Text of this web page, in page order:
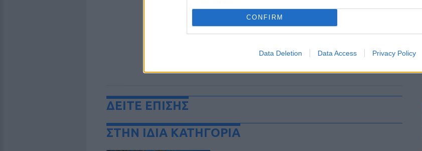
CONFIRM
Data Deletion Data Access Privacy Policy
ΔΕΙΤΕ ΕΠΙΣΗΣ
ΣΤΗΝ ΙΔΙΑ ΚΑΤΗΓΟΡΙΑ